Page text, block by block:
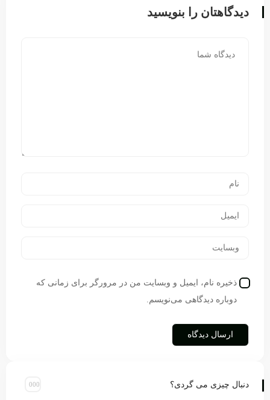
دیدگاهتان را بنویسید
ذخیره نام، ایمیل و وبسایت من در مرورگر برای زمانی که
دوباره دیدگاهی می‌نویسم.
دنبال چیزی می گردی؟